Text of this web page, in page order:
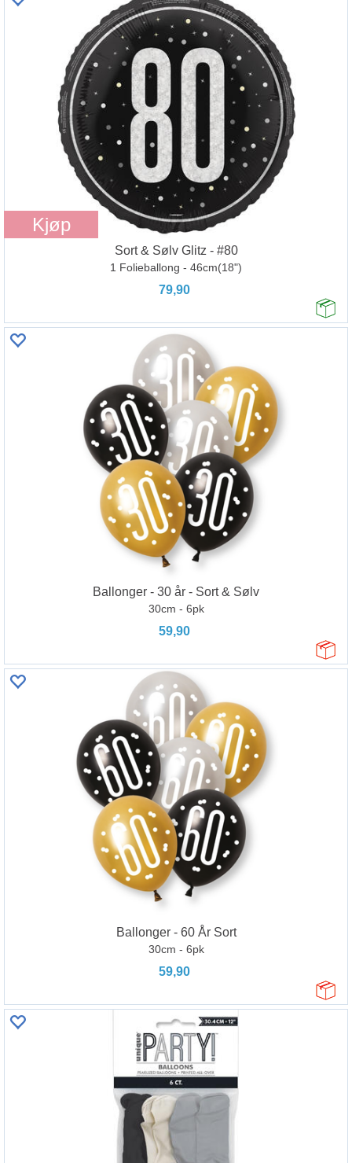
Kjøp
Sort & Sølv Glitz - #80
1 Folieballong - 46cm(18")
79,90
Ballonger - 30 år - Sort & Sølv
30cm - 6pk
59,90
Ballonger - 60 År Sort
30cm - 6pk
59,90